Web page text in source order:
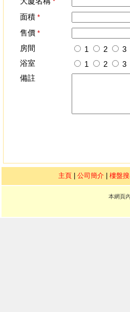
面積 *
售價 *
房間 1 2 3
浴室
1 2 3
備註
主頁 |公司簡介 |樓盤
本網頁